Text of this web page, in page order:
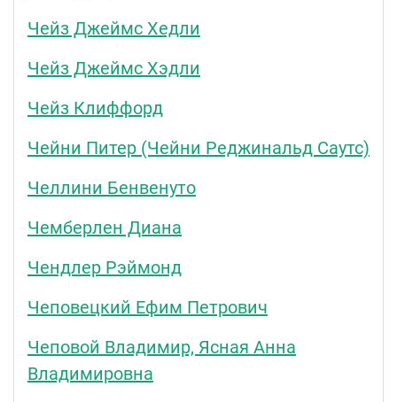
Чейз Джеймс Хедли
Чейз Джеймс Хэдли
Чейз Клиффорд
Чейни Питер (Чейни Реджинальд Саутс)
Челлини Бенвенуто
Чемберлен Диана
Чендлер Рэймонд
Чеповецкий Ефим Петрович
Чеповой Владимир, Ясная Анна
Владимировна